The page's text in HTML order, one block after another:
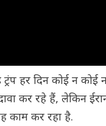
ट्रंप हर दिन कोई न
कर रहे हैं, लेकिन
काम कर रहा है.